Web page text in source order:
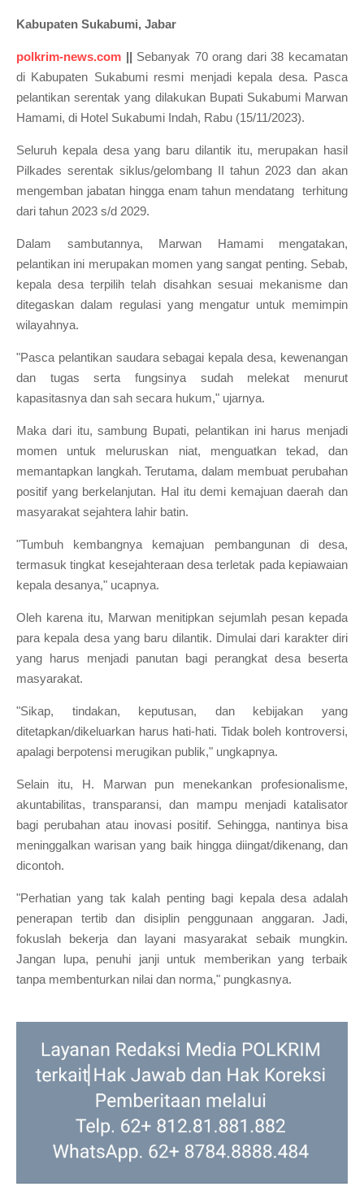
Kabupaten Sukabumi, Jabar
polkrim-news.com || Sebanyak 70 orang dari 38 kecamatan
di Kabupaten Sukabumi resmi menjadi kepala desa. Pasca
pelantikan serentak yang dilakukan Bupati Sukabumi Marwan
Hamami, di Hotel Sukabumi Indah, Rabu (15/11/2023).
Seluruh kepala desa yang baru dilantik itu, merupakan hasil
Pilkades serentak siklus/gelombang II tahun 2023 dan akan
mengemban jabatan hingga enam tahun mendatang terhitung
dari tahun 2023 s/d 2029.
Dalam sambutannya, Marwan Hamami mengatakan,
pelantikan ini merupakan momen yang sangat penting. Sebab,
kepala desa terpilih telah disahkan sesuai mekanisme dan
ditegaskan dalam regulasi yang mengatur untuk memimpin
wilayahnya.
"Pasca pelantikan saudara sebagai kepala desa, kewenangan
dan tugas serta fungsinya sudah melekat menurut
kapasitasnya dan sah secara hukum," ujarnya.
Maka dari itu, sambung Bupati, pelantikan ini harus menjadi
momen untuk meluruskan niat, menguatkan tekad, dan
memantapkan langkah. Terutama, dalam membuat perubahan
positif yang berkelanjutan. Hal itu demi kemajuan daerah dan
masyarakat sejahtera lahir batin.
"Tumbuh kembangnya kemajuan pembangunan di desa,
termasuk tingkat kesejahteraan desa terletak pada kepiawaian
kepala desanya," ucapnya.
Oleh karena itu, Marwan menitipkan sejumlah pesan kepada
para kepala desa yang baru dilantik. Dimulai dari karakter diri
yang harus menjadi panutan bagi perangkat desa beserta
masyarakat.
"Sikap, tindakan, keputusan, dan kebijakan yang
ditetapkan/dikeluarkan harus hati-hati. Tidak boleh kontroversi,
apalagi berpotensi merugikan publik," ungkapnya.
Selain itu, H. Marwan pun menekankan profesionalisme,
akuntabilitas, transparansi, dan mampu menjadi katalisator
bagi perubahan atau inovasi positif. Sehingga, nantinya bisa
meninggalkan warisan yang baik hingga diingat/dikenang, dan
dicontoh.
"Perhatian yang tak kalah penting bagi kepala desa adalah
penerapan tertib dan disiplin penggunaan anggaran. Jadi,
fokuslah bekerja dan layani masyarakat sebaik mungkin.
Jangan lupa, penuhi janji untuk memberikan yang terbaik
tanpa membenturkan nilai dan norma," pungkasnya.